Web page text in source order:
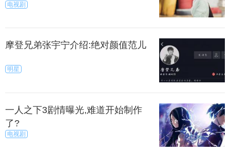
电视剧
摩登兄弟张宇宁介绍:绝对颜值范儿
明星
一人之下3剧情曝光,难道开始制作
了?
电视剧